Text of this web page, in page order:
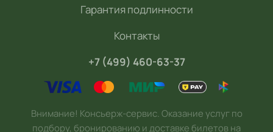
Гарантия подлинности
Контакты
+7 (499) 460-63-37
Внимание! Консьерж-сервис. Оказание услуг по
подбору, бронированию и доставке билетов на